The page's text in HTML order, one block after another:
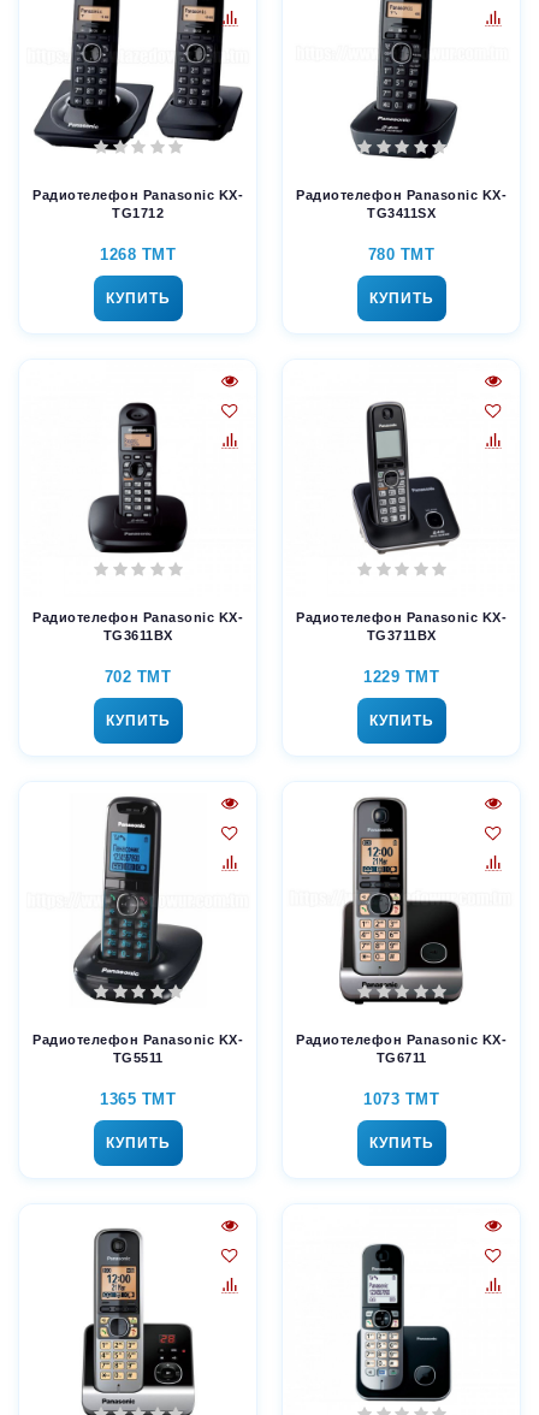
Радиотелефон Panasonic KX-
TG1712
1268 TMT
КУПИТЬ
Радиотелефон Panasonic KX-
TG3411SX
780 TMT
КУПИТЬ
Радиотелефон Panasonic KX-
TG3611BX
702 TMT
КУПИТЬ
Радиотелефон Panasonic KX-
TG3711BX
1229 TMT
КУПИТЬ
Радиотелефон Panasonic KX-
TG5511
1365 TMT
КУПИТЬ
Радиотелефон Panasonic KX-
TG6711
1073 TMT
КУПИТЬ